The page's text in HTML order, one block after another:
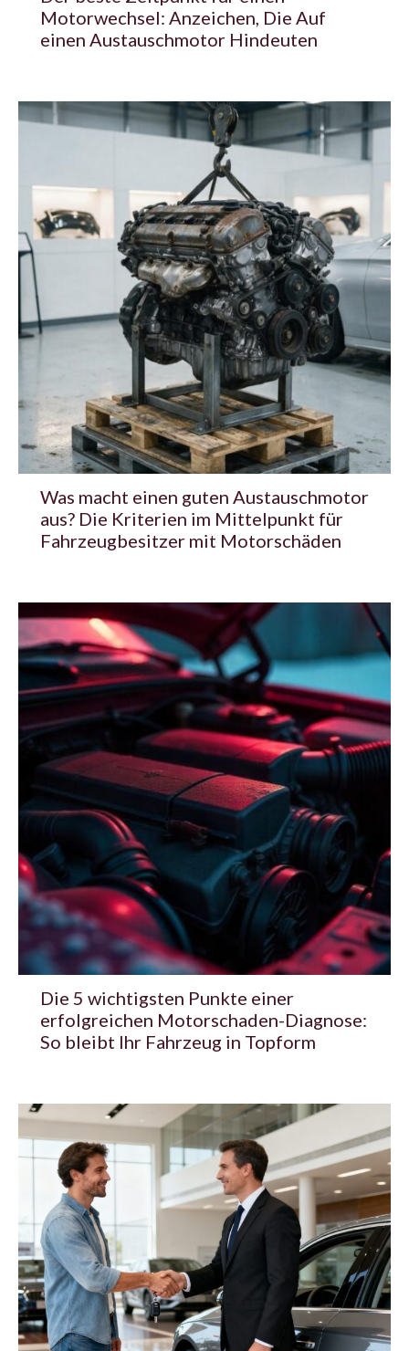
Motorwechsel: Anzeichen, Die Auf
einen Austauschmotor Hindeuten
Was macht einen guten Austauschmotor
aus? Die Kriterien im Mittelpunkt für
Fahrzeugbesitzer mit Motorschäden
Die 5 wichtigsten Punkte einer
erfolgreichen Motorschaden-Diagnose:
So bleibt Ihr Fahrzeug in Topform